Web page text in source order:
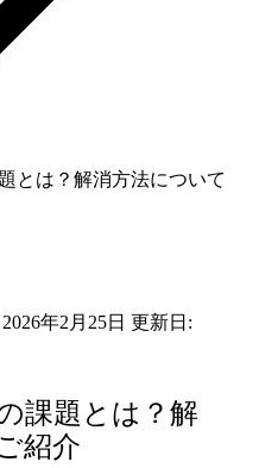
とは？解消方法について
2026年2月25日 更新日:
課題とは？解
紹介